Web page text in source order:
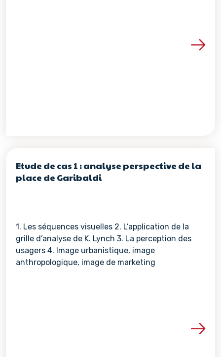
Voir les détails de la
Etude de cas 1 : analyse perspective de la
place de Garibaldi
1. Les séquences visuelles 2. L’application de la
grille d’analyse de K. Lynch 3. La perception des
usagers 4. Image urbanistique, image
anthropologique, image de marketing
Voir les détails de la